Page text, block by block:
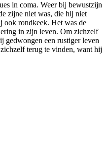
in coma. Weer bij bewustzijn
zijne niet was, die hij niet
ook rondkeek. Het was de
in zijn leven. Om zichzelf
gedwongen een rustiger leven
terug te vinden, want hij